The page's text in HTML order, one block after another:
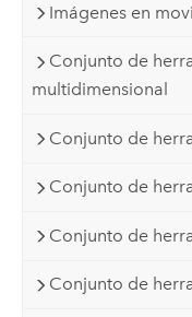
Imágenes en
Conjunto de
multidimensional
Conjunto de
Conjunto de
Conjunto de
Conjunto de